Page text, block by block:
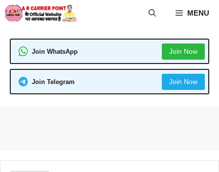
Skip
to
MENU
Join WhatsApp Join Now
Join Telegram Join Now